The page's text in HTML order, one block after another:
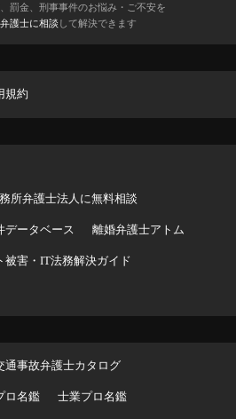
罰金、刑事事件のお悩み・ご不安を
護士に相談して解決できます
規約
所弁護士法人に無料相談
データベース 離婚弁護士アトム
被害・IT法務解決ガイド
通事故弁護士カタログ
ロ名鑑 士業プロ名鑑